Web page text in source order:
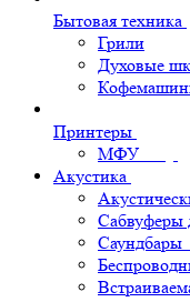
Бытовая техника
Грили
Духовые
Принтеры
МФУ
Акустика
Сабвуферы
Саундбары